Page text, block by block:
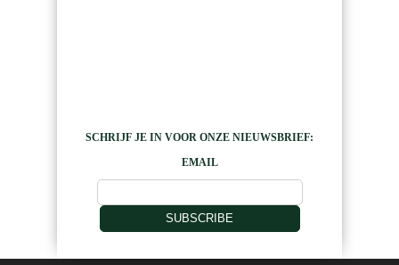
SCHRIJF JE IN VOOR ONZE NIEUWSBRIEF:
EMAIL
SUBSCRIBE